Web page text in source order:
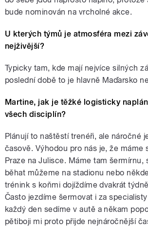
bude nominován na vrcholné akce.
U kterých týmů je atmosféra mezi
nejživější?
Typicky tam, kde mají nejvíce silných
poslední době to je hlavně Maďarsko
Martine, jak je těžké logisticky
všech disciplín?
Plánují to naštěstí trenéři, ale náročné
časově. Výhodou pro nás je, že máme
Praze na Julisce. Máme tam šermírnu,
běhat můžeme na stadionu nebo
trénink s koňmi dojíždíme dvakrát
Často jezdíme šermovat i za
každý den sedíme v autě a někam
pětiboji mi proto přijde nejnáročnější